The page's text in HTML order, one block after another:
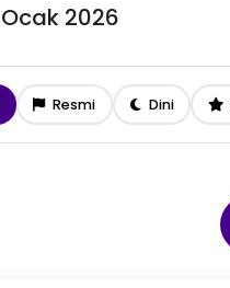
Ocak 2026
Resmi Dini